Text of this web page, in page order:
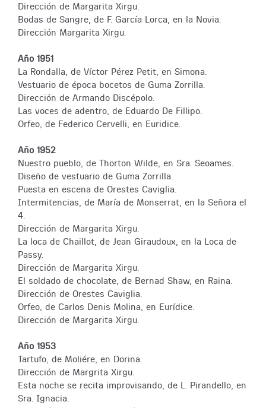
Dirección de Margarita Xirgu.
Bodas de Sangre, de F. García Lorca, en la Novia.
Dirección Margarita Xirgu.
Año 1951
La Rondalla, de Víctor Pérez Petit, en Simona.
Vestuario de época bocetos de Guma Zorrilla.
Dirección de Armando Discépolo.
Las voces de adentro, de Eduardo De Fillipo.
Orfeo, de Federico Cervelli, en Euridice.
Año 1952
Nuestro pueblo, de Thorton Wilde, en Sra. Seoames.
Diseño de vestuario de Guma Zorrilla.
Puesta en escena de Orestes Caviglia.
Intermitencias, de María de Monserrat, en la Señora el
4.
Dirección de Margarita Xirgu.
La loca de Chaillot, de Jean Giraudoux, en la Loca de
Passy.
Dirección de Margarita Xirgu.
El soldado de chocolate, de Bernad Shaw, en Raina.
Dirección de Orestes Caviglia.
Orfeo, de Carlos Denis Molina, en Eurídice.
Dirección de Margarita Xirgu.
Año 1953
Tartufo, de Moliére, en Dorina.
Dirección de Margrita Xirgu.
Esta noche se recita improvisando, de L. Pirandello, en
Sra. Ignacia.